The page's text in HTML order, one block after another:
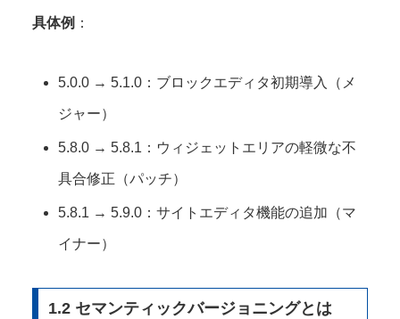
具体例 ：
5.0.0 → 5.1.0：ブロックエディタ初期導入（メ
ジャー）
5.8.0 → 5.8.1：ウィジェットエリアの軽微な不
具合修正（パッチ）
5.8.1 → 5.9.0：サイトエディタ機能の追加（マ
イナー）
1.2 セマンティックバージョニングとは